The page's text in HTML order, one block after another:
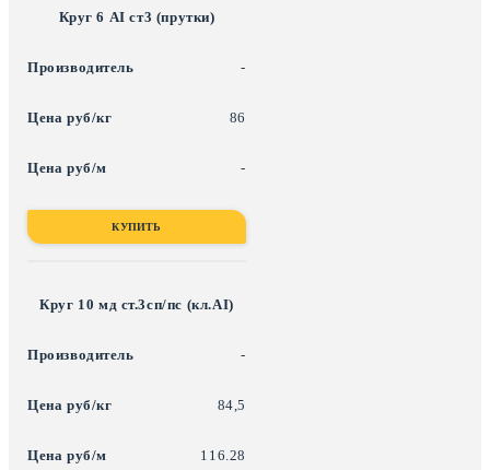
Круг 6 АI ст3 (прутки)
-
86
-
КУПИТЬ
Круг 10 мд ст.3сп/пс (кл.АI)
-
84,5
116.28